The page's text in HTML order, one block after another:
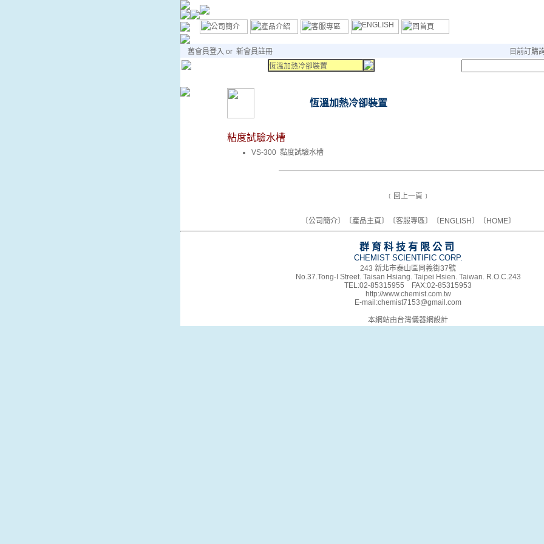
舊會員登入 or 新會員註冊
目前訂購
恆溫加熱冷卻裝置
恆溫加熱冷卻裝置
粘度試驗水槽
VS-300 黏度試驗水槽
﹝回上一頁﹞
〔公司簡介〕〔產品主頁〕〔客服專區〕〔ENGLISH〕〔HOME〕
群育科技有限公司
CHEMIST SCIENTIFIC CORP.
243 新北市泰山區同義街37號
No.37.Tong-I Street. Taisan Hsiang. Taipei Hsien. Taiwan. R.O.C.243
TEL:02-85315955 FAX:02-85315953
http://www.chemist.com.tw
E-mail:chemist7153@gmail.com
本網站由台灣儀器網設計